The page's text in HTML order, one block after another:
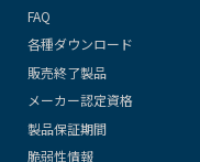
FAQ
各種ダウンロード
販売終了製品
メーカー認定資格
製品保証期間
脆弱性情報